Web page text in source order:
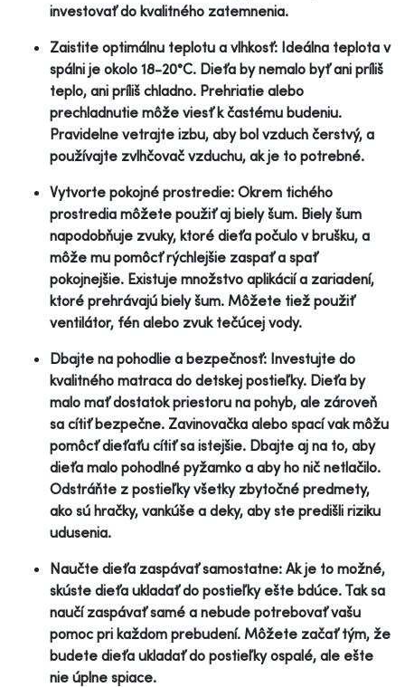
investovať do kvalitného zatemnenia.
Zaistite optimálnu teplotu a vlhkosť: Ideálna teplota v
spálni je okolo 18-20°C. Dieťa by nemalo byť ani príliš
teplo, ani príliš chladno. Prehriatie alebo
prechladnutie môže viesť k častému budeniu.
Pravidelne vetrajte izbu, aby bol vzduch čerstvý, a
používajte zvlhčovač vzduchu, ak je to potrebné.
Vytvorte pokojné prostredie: Okrem tichého
prostredia môžete použiť aj biely šum. Biely šum
napodobňuje zvuky, ktoré dieťa počulo v brušku, a
môže mu pomôcť rýchlejšie zaspať a spať
pokojnejšie. Existuje množstvo aplikácií a zariadení,
ktoré prehrávajú biely šum. Môžete tiež použiť
ventilátor, fén alebo zvuk tečúcej vody.
Dbajte na pohodlie a bezpečnosť: Investujte do
kvalitného matraca do detskej postieľky. Dieťa by
malo mať dostatok priestoru na pohyb, ale zároveň
sa cítiť bezpečne. Zavinovačka alebo spací vak môžu
pomôcť dieťaťu cítiť sa istejšie. Dbajte aj na to, aby
dieťa malo pohodlné pyžamko a aby ho nič netlačilo.
Odstráňte z postieľky všetky zbytočné predmety,
ako sú hračky, vankúše a deky, aby ste predišli riziku
udusenia.
Naučte dieťa zaspávať samostatne: Ak je to možné,
skúste dieťa ukladať do postieľky ešte bdúce. Tak sa
naučí zaspávať samé a nebude potrebovať vašu
pomoc pri každom prebudení. Môžete začať tým, že
budete dieťa ukladať do postieľky ospalé, ale ešte
nie úplne spiace.